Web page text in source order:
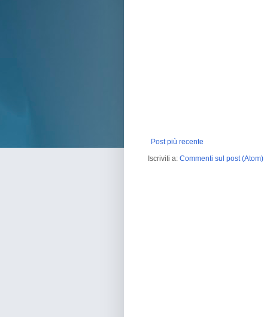
Post più recente
Iscriviti a: Commenti sul post (Atom)